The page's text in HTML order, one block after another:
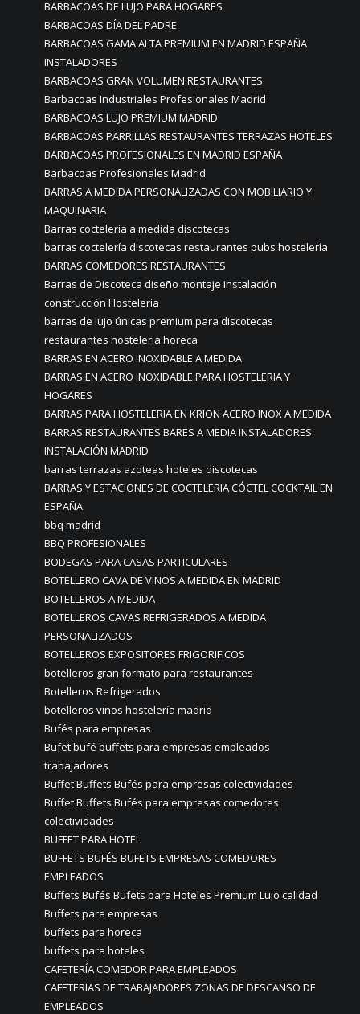
BARBACOAS DE LUJO PARA HOGARES
BARBACOAS DÍA DEL PADRE
BARBACOAS GAMA ALTA PREMIUM EN MADRID ESPAÑA
INSTALADORES
BARBACOAS GRAN VOLUMEN RESTAURANTES
Barbacoas Industriales Profesionales Madrid
BARBACOAS LUJO PREMIUM MADRID
BARBACOAS PARRILLAS RESTAURANTES TERRAZAS HOTELES
BARBACOAS PROFESIONALES EN MADRID ESPAÑA
Barbacoas Profesionales Madrid
BARRAS A MEDIDA PERSONALIZADAS CON MOBILIARIO Y
MAQUINARIA
Barras cocteleria a medida discotecas
barras coctelería discotecas restaurantes pubs hostelería
BARRAS COMEDORES RESTAURANTES
Barras de Discoteca diseño montaje instalación
construcción Hosteleria
barras de lujo únicas premium para discotecas
restaurantes hosteleria horeca
BARRAS EN ACERO INOXIDABLE A MEDIDA
BARRAS EN ACERO INOXIDABLE PARA HOSTELERIA Y
HOGARES
BARRAS PARA HOSTELERIA EN KRION ACERO INOX A MEDIDA
BARRAS RESTAURANTES BARES A MEDIA INSTALADORES
INSTALACIÓN MADRID
barras terrazas azoteas hoteles discotecas
BARRAS Y ESTACIONES DE COCTELERIA CÓCTEL COCKTAIL EN
ESPAÑA
bbq madrid
BBQ PROFESIONALES
BODEGAS PARA CASAS PARTICULARES
BOTELLERO CAVA DE VINOS A MEDIDA EN MADRID
BOTELLEROS A MEDIDA
BOTELLEROS CAVAS REFRIGERADOS A MEDIDA
PERSONALIZADOS
BOTELLEROS EXPOSITORES FRIGORIFICOS
botelleros gran formato para restaurantes
Botelleros Refrigerados
botelleros vinos hostelería madrid
Bufés para empresas
Bufet bufé buffets para empresas empleados
trabajadores
Buffet Buffets Bufés para empresas colectividades
Buffet Buffets Bufés para empresas comedores
colectividades
BUFFET PARA HOTEL
BUFFETS BUFÉS BUFETS EMPRESAS COMEDORES
EMPLEADOS
Buffets Bufés Bufets para Hoteles Premium Lujo calidad
Buffets para empresas
buffets para horeca
buffets para hoteles
CAFETERÍA COMEDOR PARA EMPLEADOS
CAFETERIAS DE TRABAJADORES ZONAS DE DESCANSO DE
EMPLEADOS